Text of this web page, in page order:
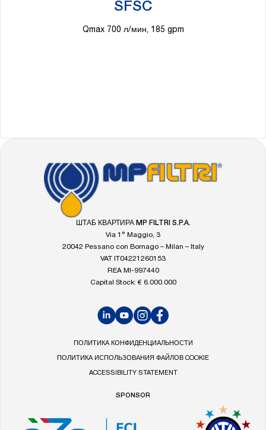
SFSC
Qmax 700 л/мин, 185 gpm
FOOTER
Перейти
на
главную
страницу
ШТАБ КВАРТИРА MP FILTRI S.P.A.
Via 1° Maggio, 3
20042 Pessano con Bornago – Milan – Italy
VAT IT04221260153
REA MI-997440
Capital Stock: € 6.000.000
LinkedInYouTubeInstagramFacebook
ПОЛИТИКА КОНФИДЕНЦИАЛЬНОСТИ
ПОЛИТИКА ИСПОЛЬЗОВАНИЯ ФАЙЛОВ COOKIE
ACCESSIBILITY STATEMENT
SPONSOR